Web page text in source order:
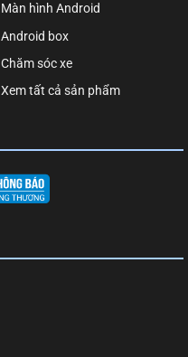
Màn hình Android
Android box
Chăm sóc xe
Xem tất cả sản phẩm